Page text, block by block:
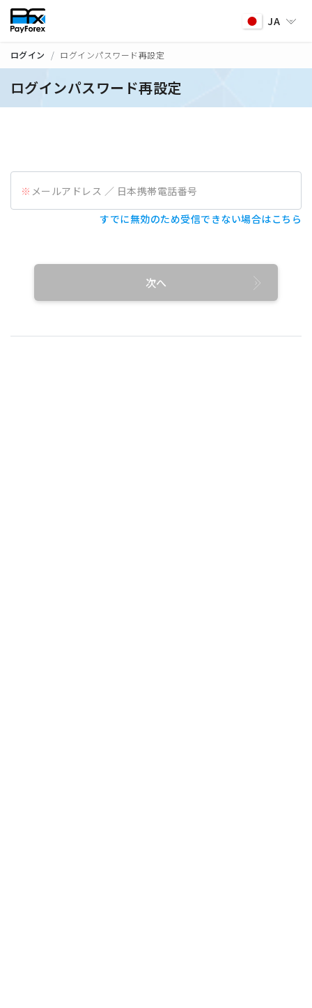
JA
ログイン ログインパスワード再設定
ログインパスワード再設定
メールアドレス ／ 日本携帯電話番号
すでに無効のため受信できない場合はこちら
次へ